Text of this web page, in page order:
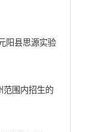
阳县思源实验
范围内招生的